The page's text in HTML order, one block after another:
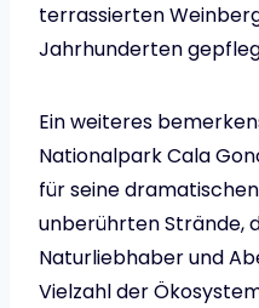
terrassierten
Jahrhunderten
Ein weiteres
Nationalpark Cala
für seine
unberührten Strände,
Naturliebhaber und
Vielzahl der